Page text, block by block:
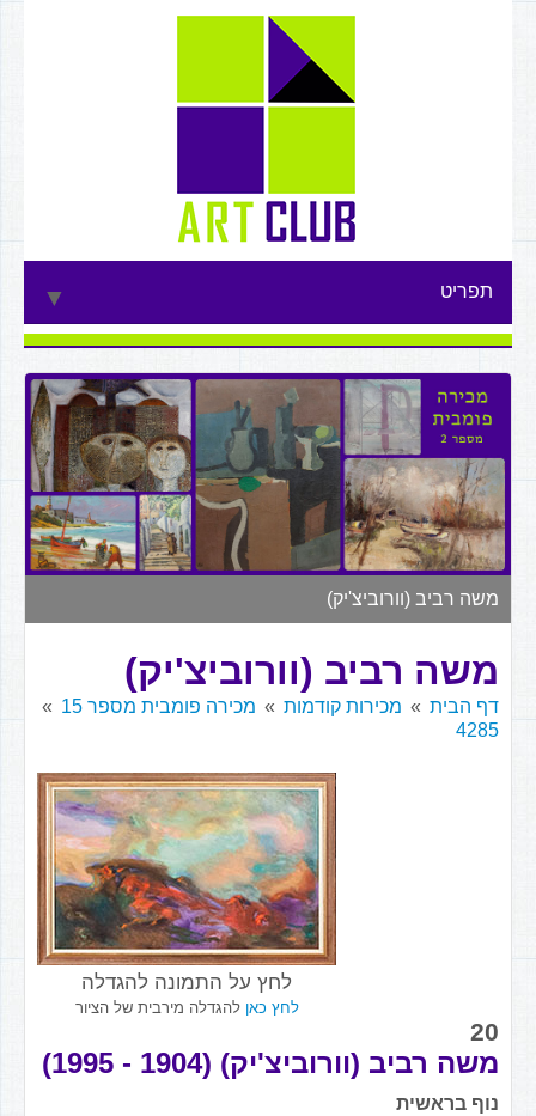
תפריט ▼
▼
▼
▼
▼
משה רביב (וורוביצ'יק)
משה רביב (וורוביצ'יק)
דף הבית מכירות קודמות
מכירה פומבית מספר 15
4285
לחץ על התמונה להגדלה
לחץ כאן להגדלה מירבית של הציור
20
משה רביב (וורוביצ'יק) (1904 - 1995)
נוף בראשית